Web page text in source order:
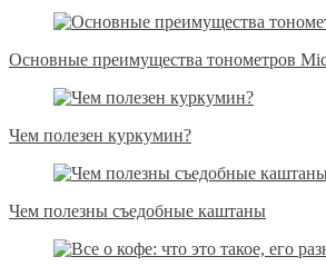
Основные преимущества тонометров
Чем полезен куркумин?
Чем полезны съедобные каштаны